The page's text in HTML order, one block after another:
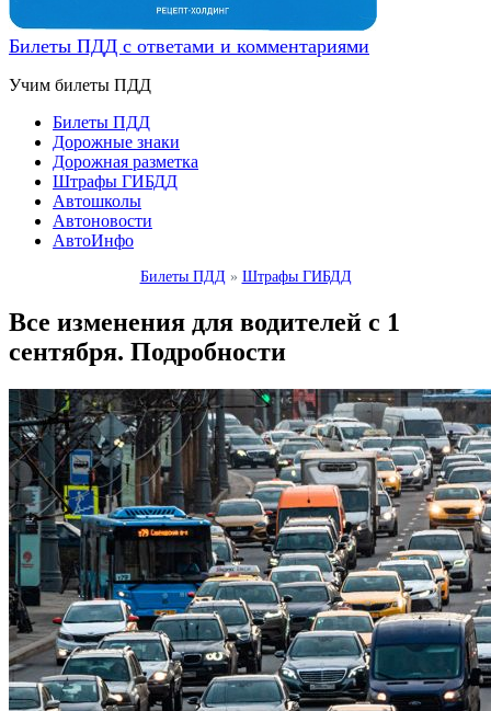
Билеты ПДД с ответами и комментариями
Учим билеты ПДД
Билеты ПДД
Дорожные знаки
Дорожная разметка
Штрафы ГИБДД
Автошколы
Автоновости
АвтоИнфо
Билеты ПДД » Штрафы ГИБДД
Все изменения для водителей с 1
сентября. Подробности